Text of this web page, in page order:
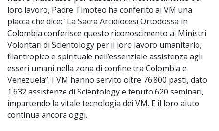
loro lavoro, Padre Timoteo ha conferito ai VM una
placca che dice: “La Sacra Arcidiocesi Ortodossa in
Colombia conferisce questo riconoscimento ai Ministri
Volontari di Scientology per il loro lavoro umanitario,
filantropico e spirituale nell’essenziale assistenza agli
esseri umani nella zona di confine tra Colombia e
Venezuela”. I VM hanno servito oltre 76.800 pasti, dato
1.632 assistenze di Scientology e tenuto 620 seminari,
impartendo la vitale tecnologia dei VM. E il loro aiuto
continua ancora oggi.